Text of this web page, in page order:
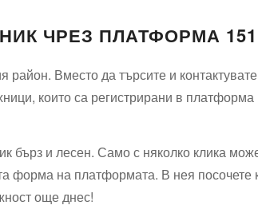
ЧРЕЗ ПЛАТФОРМА
Вместо да търсите и
които са регистрирани в
и лесен. Само с няколко клика
форма на платформата. В нея посочете
още днес!